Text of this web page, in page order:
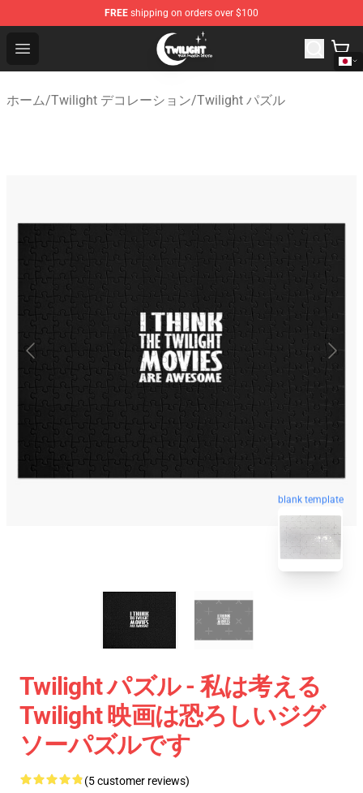
FREE shipping on orders over $100
Open menu
Twilight Store - Official Twilight Merchandise Shop
ホーム/Twilight デコレーション/Twilight パズル
blank template
Twilight パズル - 私は考える
Twilight 映画は恐ろしいジグ
ソーパズルです
(5 customer reviews)